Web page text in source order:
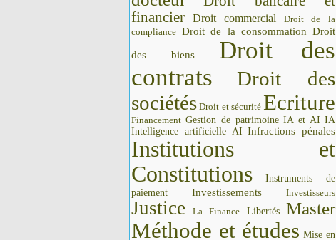
financier
Droit commercial
Droit de la
compliance Droit de la consommation Droit
des biens
Droit des
contrats
Droit des
sociétés Droit et sécurité Ecriture
Financement Gestion de patrimoine IA et AI IA
Intelligence artificielle AI Infractions pénales
Institutions et
Constitutions
Instruments de
paiement
Investissements Investisseurs
Justice La Finance Libertés Master
Méthode et études Mise en